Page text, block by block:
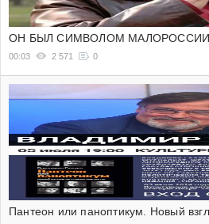
ОН БЫЛ СИМВОЛОМ МАЛОРОССИИ
00:03 2 571 0
Пантеон или паноптикум. Новый